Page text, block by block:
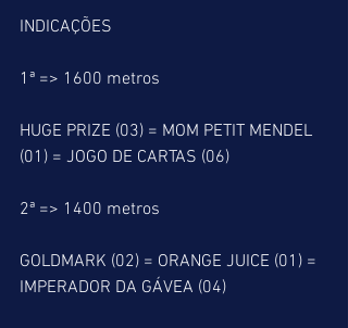
INDICAÇÕES
1ª => 1600 metros
HUGE PRIZE (03) = MOM PETIT MENDEL
(01) = JOGO DE CARTAS (06)
2ª => 1400 metros
GOLDMARK (02) = ORANGE JUICE (01) =
IMPERADOR DA GÁVEA (04)